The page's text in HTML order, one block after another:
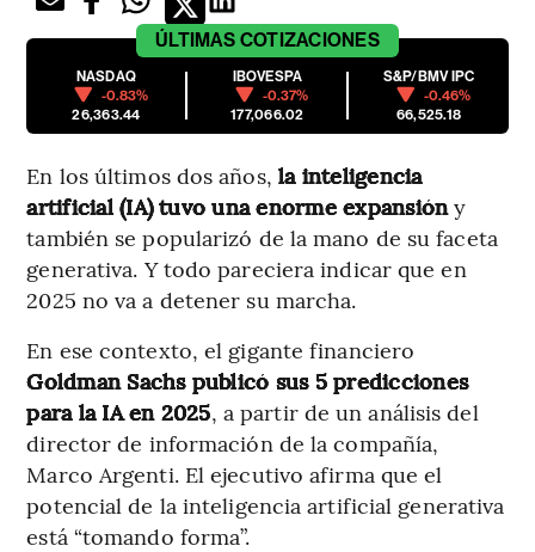
ÚLTIMAS COTIZACIONES
NASDAQ
-0.83%
26,363.44
IBOVESPA
-0.37%
177,066.02
S&P/BMV IPC
-0.46%
66,525.18
En los últimos dos años, la inteligencia
artificial (IA) tuvo una enorme expansióny
también se popularizó de la mano de su faceta
generativa. Y todo pareciera indicar que en
2025 no va a detener su marcha.
En ese contexto, el gigante financiero
Goldman Sachs publicó sus 5 predicciones
para la IA en 2025, a partir de un análisis del
director de información de la compañía,
Marco Argenti. El ejecutivo afirma que el
potencial de la inteligencia artificial generativa
está “tomando forma”.